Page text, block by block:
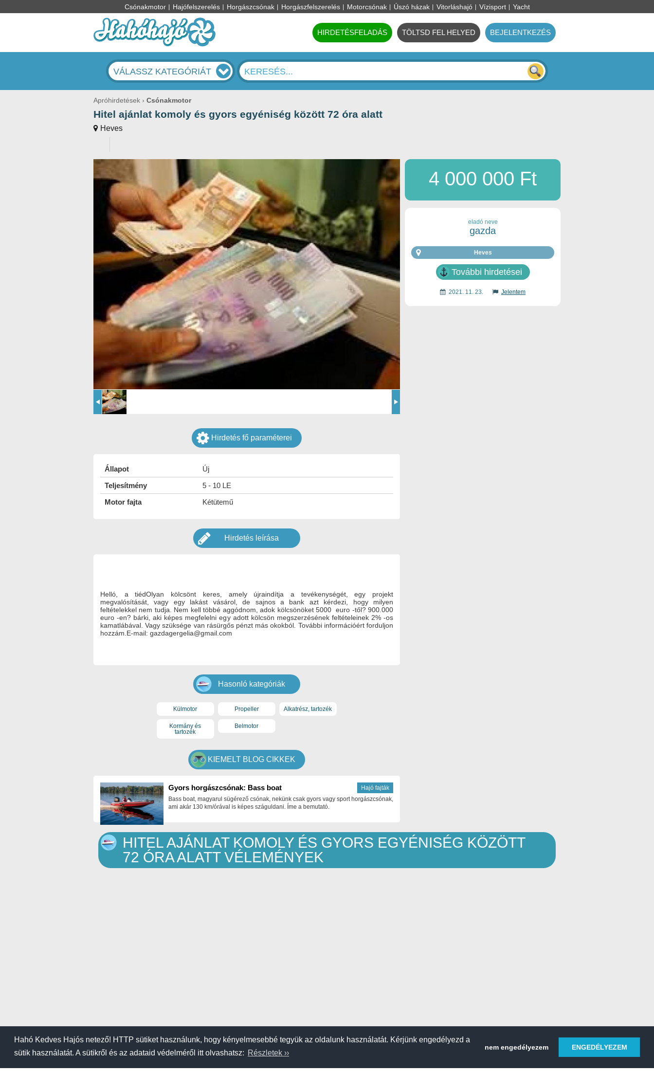
Hahó Kedves Hajós netező! HTTP sütiket használunk, hogy kényelmesebbé tegyük az oldalunk használatát. Kérjünk engedélyezd a
sütik használatát. A sütikről és az adataid védelméről itt olvashatsz: Részletek ››
nem engedélyezem ENGEDÉLYEZEM
Csónakmotor Hajófelszerelés Horgászcsónak Horgászfelszerelés Motorcsónak Úszó házak Vitorláshajó Vízisport Yacht
HIRDETÉSFELADÁS TÖLTSD FEL HELYED BEJELENTKEZÉS
VÁLASSZ KATEGÓRIÁT
Apróhirdetések Csónakmotor
Hitel ajánlat komoly és gyors egyéniség között 72 óra alatt
Heves
4 000 000 Ft
eladó neve
gazda
Heves
További hirdetései
2021. 11. 23. Jelentem
Hirdetés fő paraméterei
Állapot
Új
Teljesítmény
5 - 10 LE
Motor fajta
Kétütemű
Hirdetés leírása
Helló, a tiédOlyan kölcsönt keres, amely újraindítja a tevékenységét, egy projekt
megvalósítását, vagy egy lakást vásárol, de sajnos a bank azt kérdezi, hogy milyen
feltételekkel nem tudja. Nem kell többé aggódnom, adok kölcsönöket 5000 euro -től? 900.000
euro -en? bárki, aki képes megfelelni egy adott kölcsön megszerzésének feltételeinek 2% -os
kamatlábával. Vagy szüksége van rásürgős pénzt más okokból. További információért forduljon
hozzám.E-mail: gazdagergelia@gmail.com
Hasonló kategóriák
Külmotor Propeller Alkatrész, tartozék
Kormány és
tartozék
Belmotor
KIEMELT BLOG CIKKEK
Hajó fajták
Gyors horgászcsónak: Bass boat
Bass boat, magyarul sügérező csónak, nekünk csak gyors vagy sport horgászcsónak,
ami akár 130 km/órával is képes száguldani. Íme a bemutató.
HITEL AJÁNLAT KOMOLY ÉS GYORS EGYÉNISÉG KÖZÖTT
72 ÓRA ALATT VÉLEMÉNYEK